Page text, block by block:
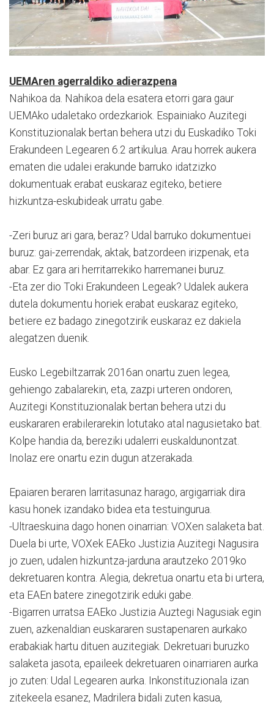
UEMAren agerraldiko adierazpena
Nahikoa da. Nahikoa dela esatera etorri gara gaur
UEMAko udaletako ordezkariok. Espainiako Auzitegi
Konstituzionalak bertan behera utzi du Euskadiko Toki
Erakundeen Legearen 6.2 artikulua. Arau horrek aukera
ematen die udalei erakunde barruko idatzizko
dokumentuak erabat euskaraz egiteko, betiere
hizkuntza-eskubideak urratu gabe.
-Zeri buruz ari gara, beraz? Udal barruko dokumentuei
buruz: gai-zerrendak, aktak, batzordeen irizpenak, eta
abar. Ez gara ari herritarrekiko harremanei buruz.
-Eta zer dio Toki Erakundeen Legeak? Udalek aukera
dutela dokumentu horiek erabat euskaraz egiteko,
betiere ez badago zinegotzirik euskaraz ez dakiela
alegatzen duenik.
Eusko Legebiltzarrak 2016an onartu zuen legea,
gehiengo zabalarekin, eta, zazpi urteren ondoren,
Auzitegi Konstituzionalak bertan behera utzi du
euskararen erabilerarekin lotutako atal nagusietako bat.
Kolpe handia da, bereziki udalerri euskaldunontzat.
Inolaz ere onartu ezin dugun atzerakada.
Epaiaren beraren larritasunaz harago, argigarriak dira
kasu honek izandako bidea eta testuingurua.
-Ultraeskuina dago honen oinarrian: VOXen salaketa bat.
Duela bi urte, VOXek EAEko Justizia Auzitegi Nagusira
jo zuen, udalen hizkuntza-jarduna arautzeko 2019ko
dekretuaren kontra. Alegia, dekretua onartu eta bi urtera,
eta EAEn batere zinegotzirik eduki gabe.
-Bigarren urratsa EAEko Justizia Auztegi Nagusiak egin
zuen, azkenaldian euskararen sustapenaren aurkako
erabakiak hartu dituen auzitegiak. Dekretuari buruzko
salaketa jasota, epaileek dekretuaren oinarriaren aurka
jo zuten: Udal Legearen aurka. Inkonstituzionala izan
zitekeela esanez, Madrilera bidali zuten kasua,